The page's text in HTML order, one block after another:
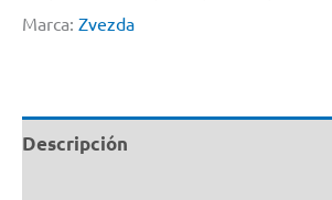
Marca: Zvezda
Descripción